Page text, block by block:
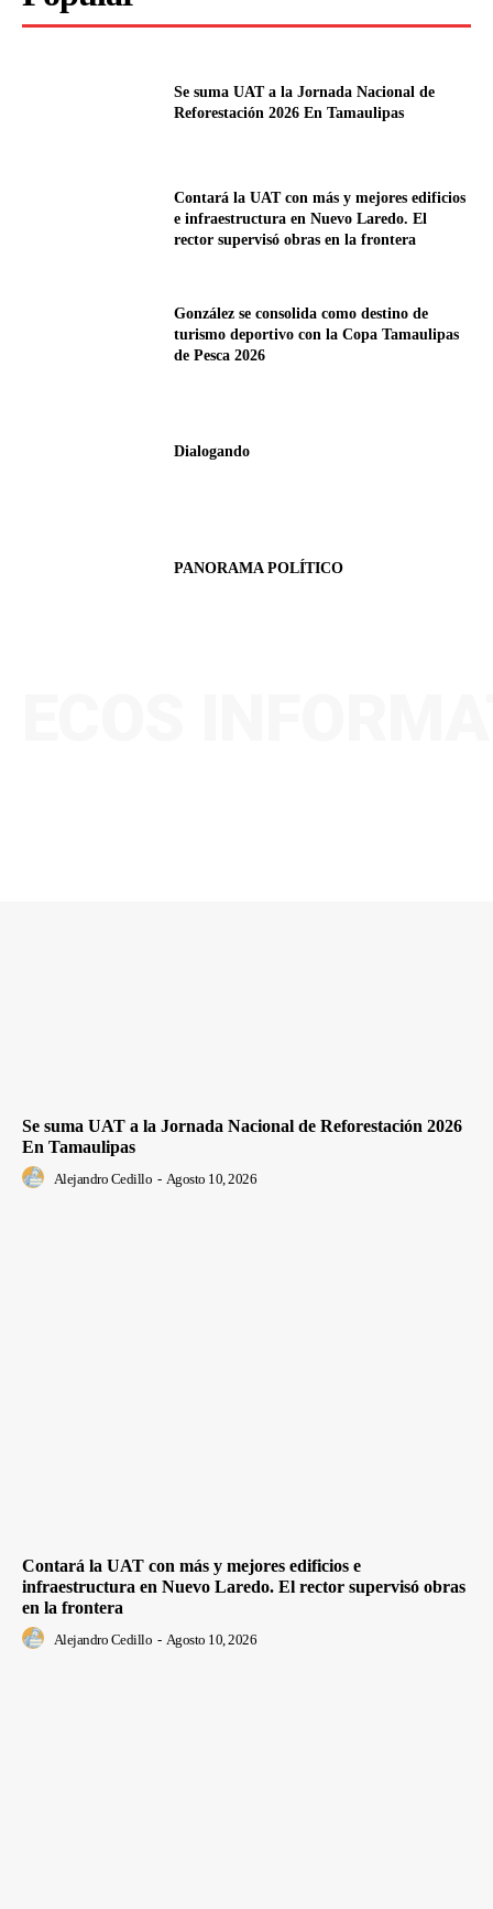
Se suma UAT a la Jornada Nacional de
Reforestación 2026 En Tamaulipas
Contará la UAT con más y mejores edificios
e infraestructura en Nuevo Laredo. El
rector supervisó obras en la frontera
González se consolida como destino de
turismo deportivo con la Copa Tamaulipas
de Pesca 2026
Dialogando
PANORAMA POLÍTICO
Se suma UAT a la Jornada Nacional de Reforestación 2026
En Tamaulipas
Alejandro Cedillo - Agosto 10, 2026
Contará la UAT con más y mejores edificios e
infraestructura en Nuevo Laredo. El rector supervisó obras
en la frontera
Alejandro Cedillo - Agosto 10, 2026